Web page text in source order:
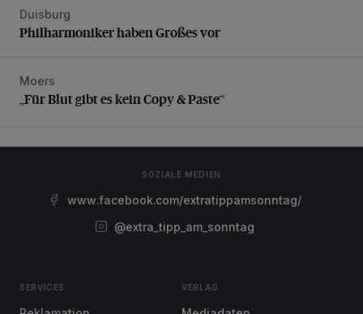
Philharmoniker haben Großes vor
Duisburg
Philharmoniker haben Großes vor
„Für Blut gibt es kein Copy & Paste“
Moers
„Für Blut gibt es kein Copy & Paste“
SOZIALE MEDIEN
www.facebook.com/extratippamsonntag/
@extra_tipp_am_sonntag
SERVICES VERLAG